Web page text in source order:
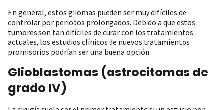
En general, estos gliomas pueden ser muy difíciles de
controlar por periodos prolongados. Debido a que estos
tumores son tan difíciles de curar con los tratamientos
actuales, los estudios clínicos de nuevos tratamientos
promisorios podrían ser una buena opción.
Glioblastomas (astrocitomas de
grado IV)